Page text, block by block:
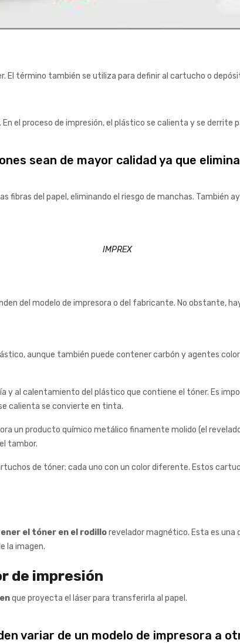
El término también se utiliza para definir al cartucho o
el proceso de impresión, el plástico se calienta y se derrite
sean de mayor calidad ya que
fibras del papel, eliminando el riesgo de manchas. También
IMPREX
del modelo de impresora o del fabricante. No obstante,
aunque también puede contener carbón y agentes
al calentamiento del plástico que contiene el tóner. Es
calienta se convierte en tinta.
un producto químico metálico finamente molido (el
tambor.
de tóner; cada uno con un color diferente. Estos
el tóner en el rodillorevelador magnético. Esta es
la imagen.
de impresión
que proyecta el láser para transferirla al papel.
variar de un modelo de impresora a